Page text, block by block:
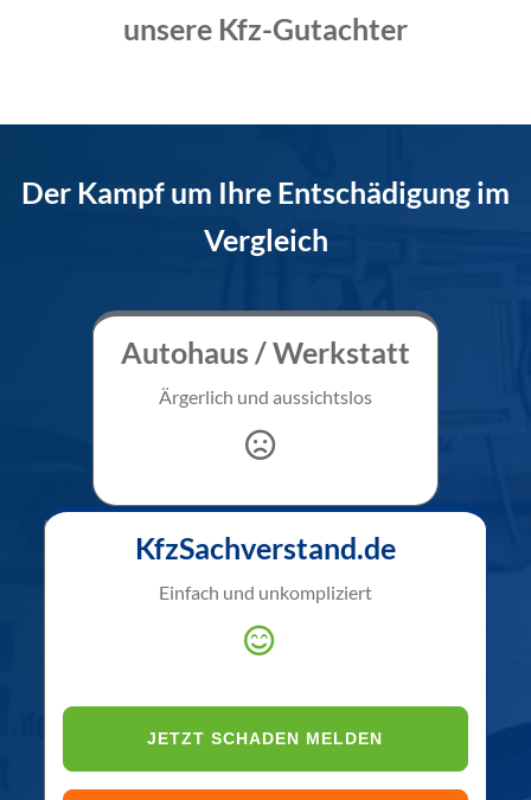
unsere Kfz-Gutachter
Der Kampf um Ihre Entschädigung im
Vergleich
Autohaus / Werkstatt
Ärgerlich und aussichtslos
KfzSachverstand.de
Einfach und unkompliziert
JETZT SCHADEN MELDEN